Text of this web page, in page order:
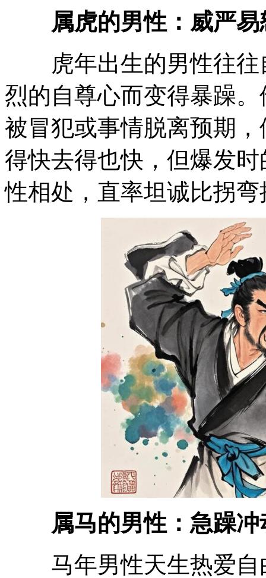
属虎的男性：威严
虎年出生的男性往往
烈的自尊心而变得暴躁
被冒犯或事情脱离预期
得快去得也快，但爆发
性相处，直率坦诚比拐
属马的男性：急躁
马年男性天生热爱自